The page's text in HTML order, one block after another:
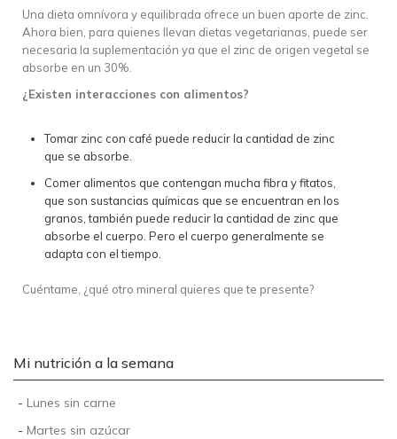
Una dieta omnívora y equilibrada ofrece un buen aporte de zinc.
Ahora bien, para quienes llevan dietas vegetarianas, puede ser
necesaria la suplementación ya que el zinc de origen vegetal se
absorbe en un 30%.
¿Existen interacciones con alimentos?
Tomar zinc con café puede reducir la cantidad de zinc
que se absorbe.
Comer alimentos que contengan mucha fibra y fitatos,
que son sustancias químicas que se encuentran en los
granos, también puede reducir la cantidad de zinc que
absorbe el cuerpo. Pero el cuerpo generalmente se
adapta con el tiempo.
Cuéntame, ¿qué otro mineral quieres que te presente?
Mi nutrición a la semana
- Lunes sin carne
- Martes sin azúcar